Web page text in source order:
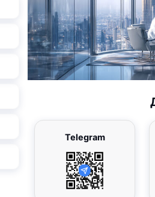
Telegram